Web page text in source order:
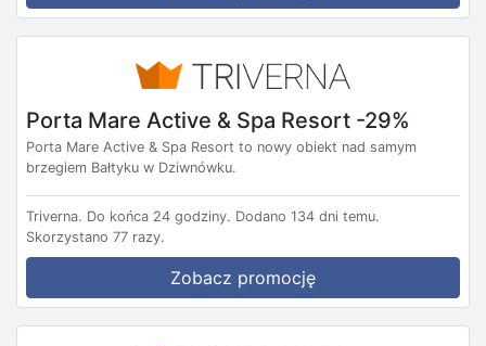
Porta Mare Active & Spa Resort -29%
Porta Mare Active & Spa Resort to nowy obiekt nad samym
brzegiem Bałtyku w Dziwnówku.
Triverna. Do końca 24 godziny. Dodano 134 dni temu.
Skorzystano 77 razy.
Zobacz promocję